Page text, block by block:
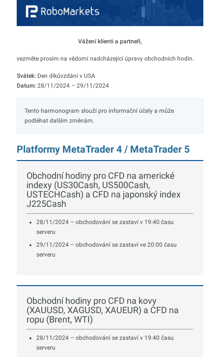
Vážení klienti a partneři,
vezměte prosím na vědomí nadcházející úpravy obchodních hodin.
Svátek: Den díkůvzdání v USA
Datum: 28/11/2024 – 29/11/2024
Tento harmonogram slouží pro informační účely a může
podléhat dalším změnám.
Platformy MetaTrader 4 / MetaTrader 5
Obchodní hodiny pro CFD na americké
indexy (US30Cash, US500Cash,
USTECHCash) a CFD na japonský index
J225Cash
28/11/2024 – obchodování se zastaví v 19:40 času
serveru
29/11/2024 – obchodování se zastaví ve 20:00 času
serveru
Obchodní hodiny pro CFD na kovy
(XAUUSD, XAGUSD, XAUEUR) a CFD na
ropu (Brent, WTI)
28/11/2024 – obchodování se zastaví v 19:40 času
serveru